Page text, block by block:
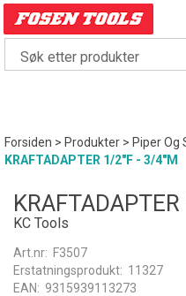
Forsiden>Produkter>Piper Og
KRAFTADAPTER 1/2"F - 3/4"M
KC Tools
Art.nr: F3507
Erstatningsprodukt: 11327
EAN: 9315939113273